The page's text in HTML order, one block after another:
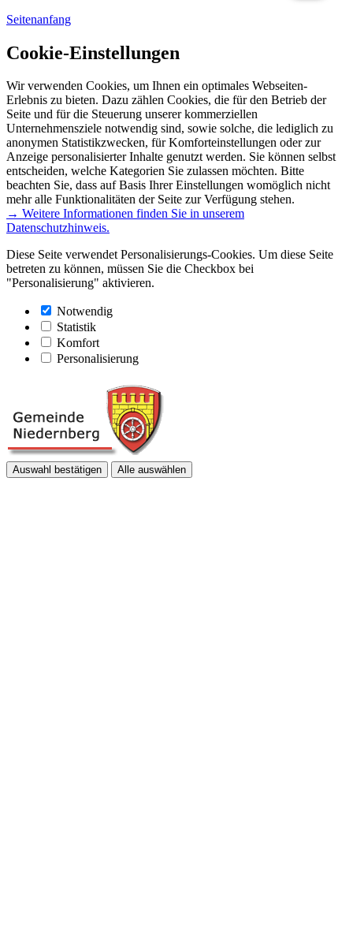
Seitenanfang
Cookie-Einstellungen
Wir verwenden Cookies, um Ihnen ein optimales Webseiten-
Erlebnis zu bieten. Dazu zählen Cookies, die für den Betrieb der
Seite und für die Steuerung unserer kommerziellen
Unternehmensziele notwendig sind, sowie solche, die lediglich zu
anonymen Statistikzwecken, für Komforteinstellungen oder zur
Anzeige personalisierter Inhalte genutzt werden. Sie können selbst
entscheiden, welche Kategorien Sie zulassen möchten. Bitte
beachten Sie, dass auf Basis Ihrer Einstellungen womöglich nicht
mehr alle Funktionalitäten der Seite zur Verfügung stehen.
→ Weitere Informationen finden Sie in unserem
Datenschutzhinweis.
Diese Seite verwendet Personalisierungs-Cookies. Um diese Seite
betreten zu können, müssen Sie die Checkbox bei
"Personalisierung" aktivieren.
Notwendig
Statistik
Komfort
Personalisierung
Auswahl bestätigen Alle auswählen